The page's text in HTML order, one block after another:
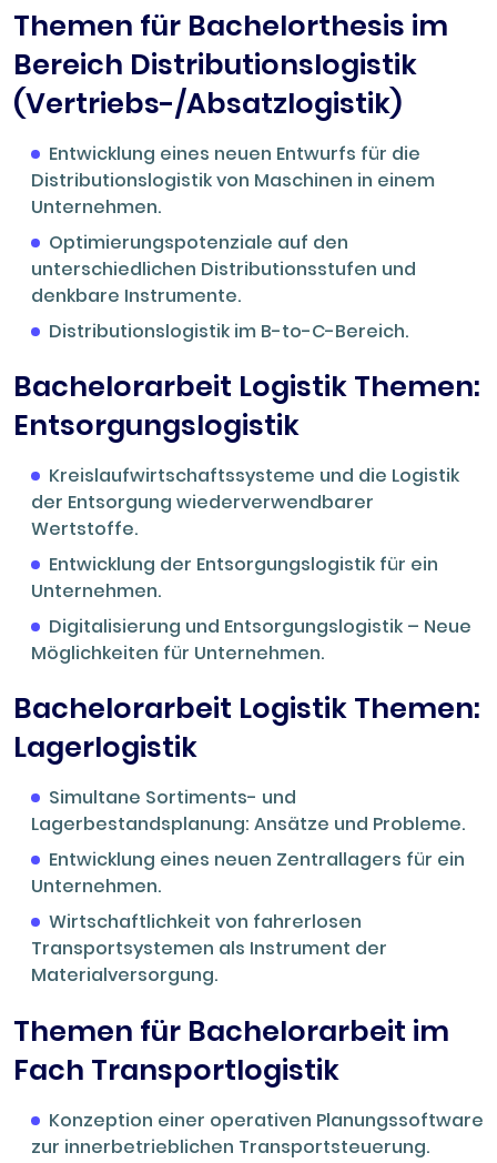
Themen für Bachelorthesis im
Bereich Distributionslogistik
(Vertriebs-/Absatzlogistik)
Entwicklung eines neuen Entwurfs für die
Distributionslogistik von Maschinen in einem
Unternehmen.
Optimierungspotenziale auf den
unterschiedlichen Distributionsstufen und
denkbare Instrumente.
Distributionslogistik im B-to-C-Bereich.
Bachelorarbeit Logistik Themen:
Entsorgungslogistik
Kreislaufwirtschaftssysteme und die Logistik
der Entsorgung wiederverwendbarer
Wertstoffe.
Entwicklung der Entsorgungslogistik für ein
Unternehmen.
Digitalisierung und Entsorgungslogistik – Neue
Möglichkeiten für Unternehmen.
Bachelorarbeit Logistik Themen:
Lagerlogistik
Simultane Sortiments- und
Lagerbestandsplanung: Ansätze und Probleme.
Entwicklung eines neuen Zentrallagers für ein
Unternehmen.
Wirtschaftlichkeit von fahrerlosen
Transportsystemen als Instrument der
Materialversorgung.
Themen für Bachelorarbeit im
Fach Transportlogistik
Konzeption einer operativen Planungssoftware
zur innerbetrieblichen Transportsteuerung.